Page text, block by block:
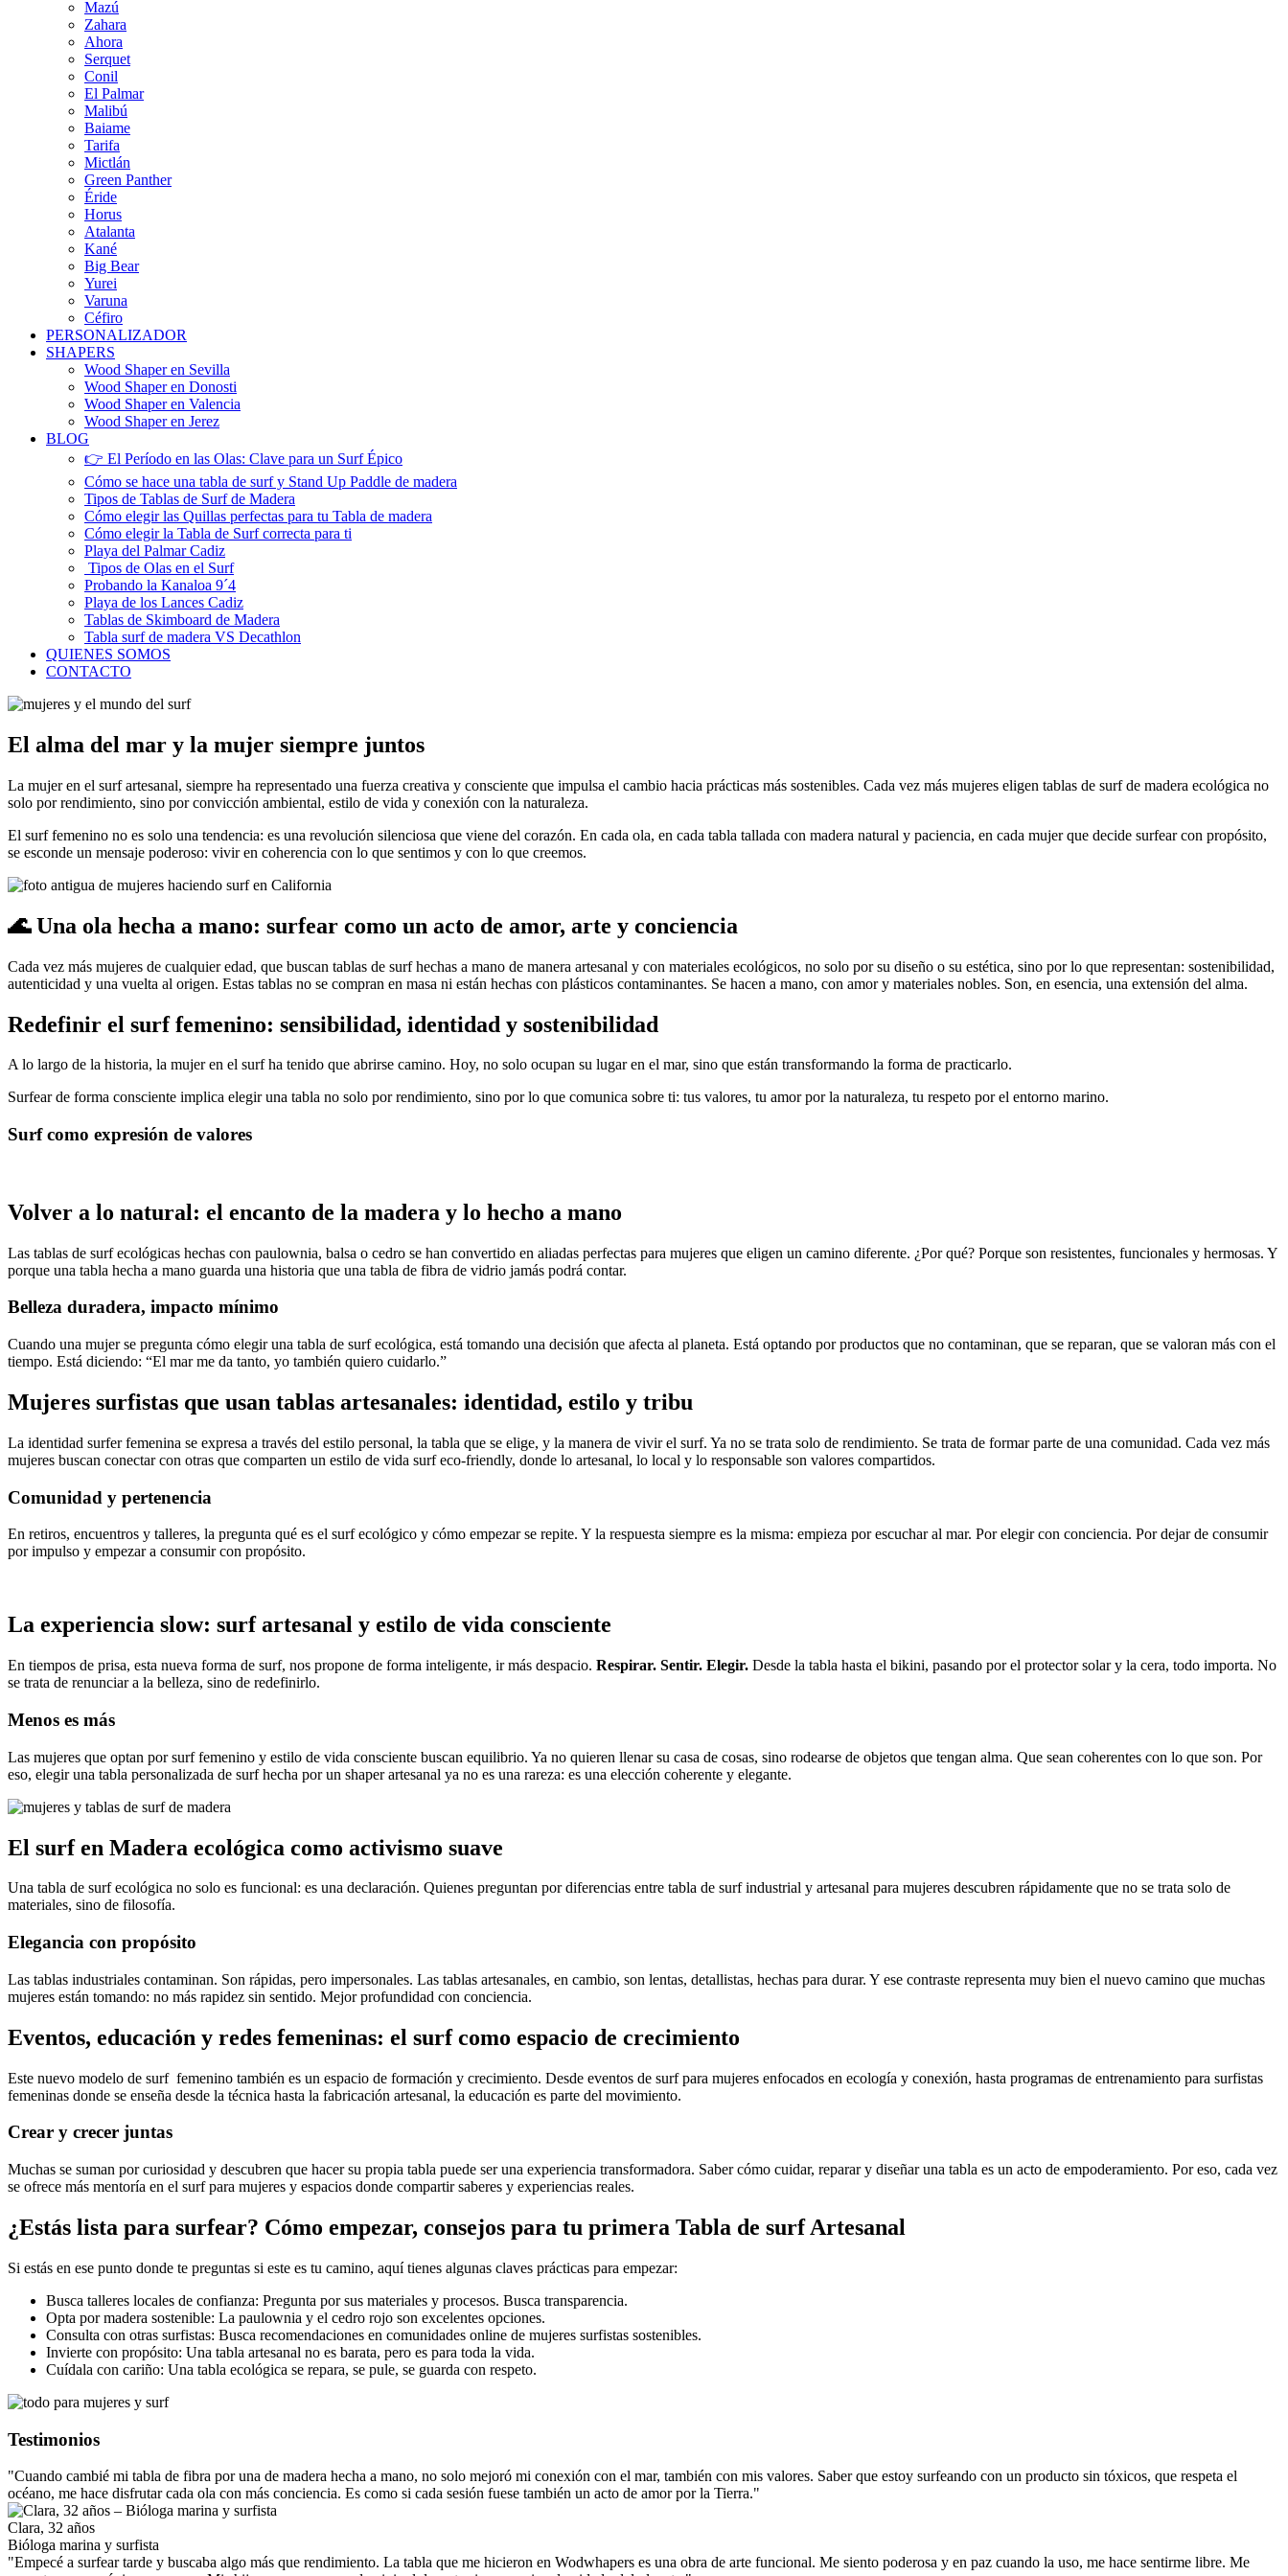
Mazú
Zahara
Ahora
Serquet
Conil
El Palmar
Malibú
Baiame
Tarifa
Mictlán
Green Panther
Éride
Horus
Atalanta
Kané
Big Bear
Yurei
Varuna
Céfiro
PERSONALIZADOR
SHAPERS
Wood Shaper en Sevilla
Wood Shaper en Donosti
Wood Shaper en Valencia
Wood Shaper en Jerez
BLOG
👉 El Período en las Olas: Clave para un Surf Épico
Cómo se hace una tabla de surf y Stand Up Paddle de madera
Tipos de Tablas de Surf de Madera
Cómo elegir las Quillas perfectas para tu Tabla de madera
Cómo elegir la Tabla de Surf correcta para ti
Playa del Palmar Cadiz
Tipos de Olas en el Surf
Probando la Kanaloa 9´4
Playa de los Lances Cadiz
Tablas de Skimboard de Madera
Tabla surf de madera VS Decathlon
QUIENES SOMOS
CONTACTO
El alma del mar y la mujer siempre juntos
La mujer en el surf artesanal, siempre ha representado una fuerza creativa y consciente que impulsa el cambio hacia prácticas más sostenibles. Cada vez más mujeres eligen tablas de surf de madera ecológica no
solo por rendimiento, sino por convicción ambiental, estilo de vida y conexión con la naturaleza.
El surf femenino no es solo una tendencia: es una revolución silenciosa que viene del corazón. En cada ola, en cada tabla tallada con madera natural y paciencia, en cada mujer que decide surfear con propósito,
se esconde un mensaje poderoso: vivir en coherencia con lo que sentimos y con lo que creemos.
🌊 Una ola hecha a mano: surfear como un acto de amor, arte y conciencia
Cada vez más mujeres de cualquier edad, que buscan tablas de surf hechas a mano de manera artesanal y con materiales ecológicos, no solo por su diseño o su estética, sino por lo que representan: sostenibilidad,
autenticidad y una vuelta al origen. Estas tablas no se compran en masa ni están hechas con plásticos contaminantes. Se hacen a mano, con amor y materiales nobles. Son, en esencia, una extensión del alma.
Redefinir el surf femenino: sensibilidad, identidad y sostenibilidad
A lo largo de la historia, la mujer en el surf ha tenido que abrirse camino. Hoy, no solo ocupan su lugar en el mar, sino que están transformando la forma de practicarlo.
Surfear de forma consciente implica elegir una tabla no solo por rendimiento, sino por lo que comunica sobre ti: tus valores, tu amor por la naturaleza, tu respeto por el entorno marino.
Surf como expresión de valores
Volver a lo natural: el encanto de la madera y lo hecho a mano
Las tablas de surf ecológicas hechas con paulownia, balsa o cedro se han convertido en aliadas perfectas para mujeres que eligen un camino diferente. ¿Por qué? Porque son resistentes, funcionales y hermosas. Y
porque una tabla hecha a mano guarda una historia que una tabla de fibra de vidrio jamás podrá contar.
Belleza duradera, impacto mínimo
Cuando una mujer se pregunta cómo elegir una tabla de surf ecológica, está tomando una decisión que afecta al planeta. Está optando por productos que no contaminan, que se reparan, que se valoran más con el
tiempo. Está diciendo: “El mar me da tanto, yo también quiero cuidarlo.”
Mujeres surfistas que usan tablas artesanales: identidad, estilo y tribu
La identidad surfer femenina se expresa a través del estilo personal, la tabla que se elige, y la manera de vivir el surf. Ya no se trata solo de rendimiento. Se trata de formar parte de una comunidad. Cada vez más
mujeres buscan conectar con otras que comparten un estilo de vida surf eco-friendly, donde lo artesanal, lo local y lo responsable son valores compartidos.
Comunidad y pertenencia
En retiros, encuentros y talleres, la pregunta qué es el surf ecológico y cómo empezar se repite. Y la respuesta siempre es la misma: empieza por escuchar al mar. Por elegir con conciencia. Por dejar de consumir
por impulso y empezar a consumir con propósito.
La experiencia slow: surf artesanal y estilo de vida consciente
En tiempos de prisa, esta nueva forma de surf, nos propone de forma inteligente, ir más despacio. Respirar. Sentir. Elegir. Desde la tabla hasta el bikini, pasando por el protector solar y la cera, todo importa. No
se trata de renunciar a la belleza, sino de redefinirlo.
Menos es más
Las mujeres que optan por surf femenino y estilo de vida consciente buscan equilibrio. Ya no quieren llenar su casa de cosas, sino rodearse de objetos que tengan alma. Que sean coherentes con lo que son. Por
eso, elegir una tabla personalizada de surf hecha por un shaper artesanal ya no es una rareza: es una elección coherente y elegante.
El surf en Madera ecológica como activismo suave
Una tabla de surf ecológica no solo es funcional: es una declaración. Quienes preguntan por diferencias entre tabla de surf industrial y artesanal para mujeres descubren rápidamente que no se trata solo de
materiales, sino de filosofía.
Elegancia con propósito
Las tablas industriales contaminan. Son rápidas, pero impersonales. Las tablas artesanales, en cambio, son lentas, detallistas, hechas para durar. Y ese contraste representa muy bien el nuevo camino que muchas
mujeres están tomando: no más rapidez sin sentido. Mejor profundidad con conciencia.
Eventos, educación y redes femeninas: el surf como espacio de crecimiento
Este nuevo modelo de surf femenino también es un espacio de formación y crecimiento. Desde eventos de surf para mujeres enfocados en ecología y conexión, hasta programas de entrenamiento para surfistas
femeninas donde se enseña desde la técnica hasta la fabricación artesanal, la educación es parte del movimiento.
Crear y crecer juntas
Muchas se suman por curiosidad y descubren que hacer su propia tabla puede ser una experiencia transformadora. Saber cómo cuidar, reparar y diseñar una tabla es un acto de empoderamiento. Por eso, cada vez
se ofrece más mentoría en el surf para mujeres y espacios donde compartir saberes y experiencias reales.
¿Estás lista para surfear? Cómo empezar, consejos para tu primera Tabla de surf Artesanal
Si estás en ese punto donde te preguntas si este es tu camino, aquí tienes algunas claves prácticas para empezar:
Busca talleres locales de confianza: Pregunta por sus materiales y procesos. Busca transparencia.
Opta por madera sostenible: La paulownia y el cedro rojo son excelentes opciones.
Consulta con otras surfistas: Busca recomendaciones en comunidades online de mujeres surfistas sostenibles.
Invierte con propósito: Una tabla artesanal no es barata, pero es para toda la vida.
Cuídala con cariño: Una tabla ecológica se repara, se pule, se guarda con respeto.
Testimonios
"Cuando cambié mi tabla de fibra por una de madera hecha a mano, no solo mejoró mi conexión con el mar, también con mis valores. Saber que estoy surfeando con un producto sin tóxicos, que respeta el
océano, me hace disfrutar cada ola con más conciencia. Es como si cada sesión fuese también un acto de amor por la Tierra."
Clara, 32 años
Bióloga marina y surfista
"Empecé a surfear tarde y buscaba algo más que rendimiento. La tabla que me hicieron en Wodwhapers es una obra de arte funcional. Me siento poderosa y en paz cuando la uso, me hace sentirme libre. Me